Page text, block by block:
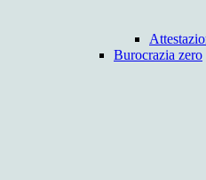
Burocrazia zero